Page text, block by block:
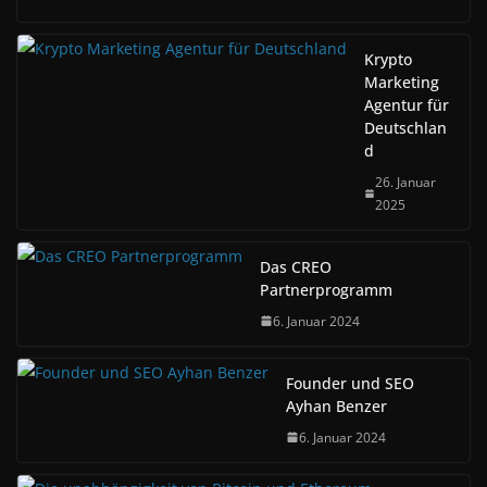
Krypto
Marketing
Agentur für
Deutschlan
d
26. Januar
2025
Das CREO
Partnerprogramm
6. Januar 2024
Founder und SEO
Ayhan Benzer
6. Januar 2024